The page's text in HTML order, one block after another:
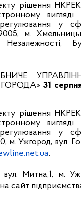
рішення
у
м.
31
рішення
у
м. Ужгород, вул.
.
Митна,1, м.
сайт